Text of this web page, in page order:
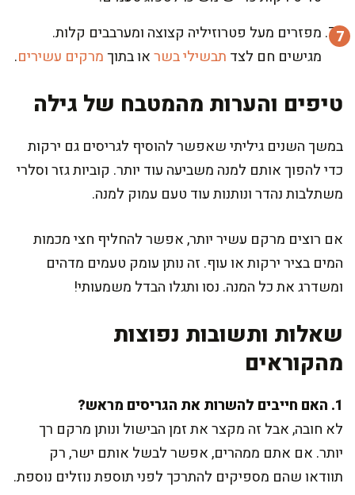
מפזרים מעל פטרוזיליה קצוצה ומערבבים קלות.
מגישים חם לצד תבשילי בשראו בתוךמרקים עשירים.
טיפים והערות מהמטבח של גילה
במשך השנים גיליתי שאפשר להוסיף לגריסים גם ירקות
כדי להפוך אותם למנה משביעה עוד יותר. קוביות גזר וסלרי
משתלבות נהדר ונותנות עוד טעם עמוק למנה.
אם רוצים מרקם עשיר יותר, אפשר להחליף חצי מכמות
המים בציר ירקות או עוף. זה נותן עומק טעמים מדהים
ומשדרג את כל המנה. נסו ותגלו הבדל משמעותי!
שאלות ותשובות נפוצות
מהקוראים
1. האם חייבים להשרות את הגריסים מראש?
לא חובה, אבל זה מקצר את זמן הבישול ונותן מרקם רך
יותר. אם אתם ממהרים, אפשר לבשל אותם ישר, רק
תוודאו שהם מספיקים להתרכך לפני תוספת נוזלים נוספת.